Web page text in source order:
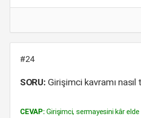
#24
SORU: Girişimci kavramı nasıl
CEVAP: Girişimci, sermayesini kâr